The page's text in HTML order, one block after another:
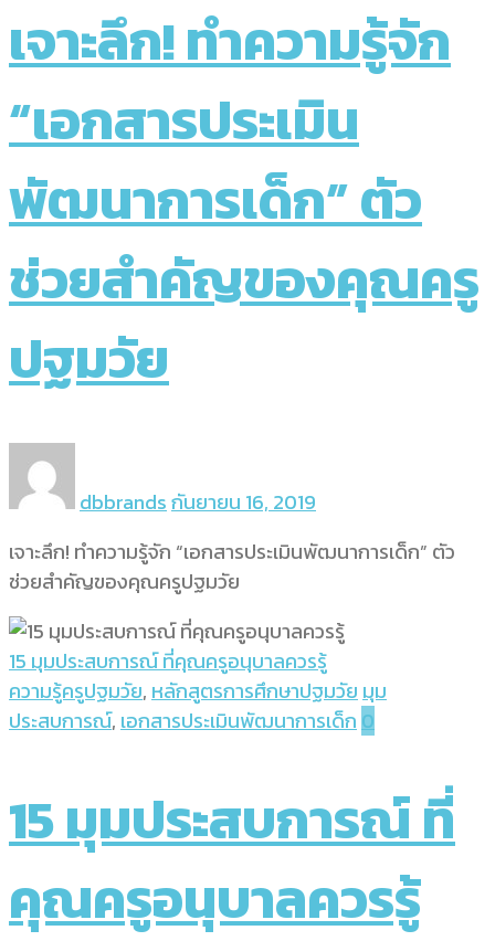
เจาะลึก! ทำความรู้จัก
“เอกสารประเมิน
พัฒนาการเด็ก” ตัว
ช่วยสำคัญของคุณครู
ปฐมวัย
dbbrandsกันยายน 16, 2019
เจาะลึก! ทำความรู้จัก “เอกสารประเมินพัฒนาการเด็ก” ตัว
ช่วยสำคัญของคุณครูปฐมวัย
15 มุมประสบการณ์ ที่คุณครูอนุบาลควรรู้
ความรู้ครูปฐมวัย, หลักสูตรการศึกษาปฐมวัย มุม
ประสบการณ์, เอกสารประเมินพัฒนาการเด็ก 0
15 มุมประสบการณ์ ที่
คุณครูอนุบาลควรรู้